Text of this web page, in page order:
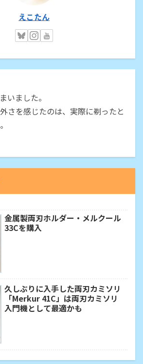
えこたん
いました。
さを感じたのは、実際に剃ったと
金属製両刃ホルダー・メルクール
33Cを購入
久しぶりに入手した両刃カミソリ
「Merkur 41C」は両刃カミソリ
入門機として最適かも